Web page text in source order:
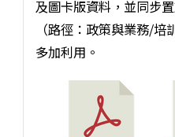
及圖卡版資料，並同步
（路徑：政策與業務/
多加利用。